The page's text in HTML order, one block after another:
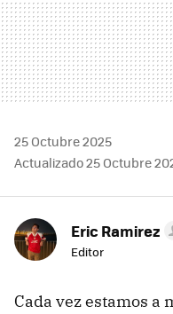
25 Octubre 2025
Actualizado 25 Octubre
Eric Ramirez
Editor
Cada vez estamos a